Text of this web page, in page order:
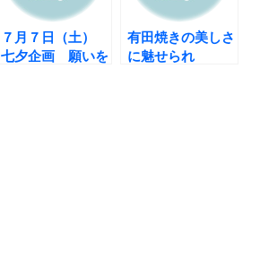
７月７日（土）
七夕企画 願いを
有田焼きの美しさ
に魅せられ